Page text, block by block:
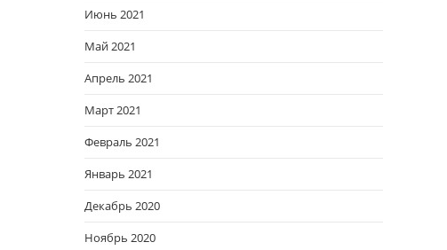
Июнь 2021
Май 2021
Апрель 2021
Март 2021
Февраль 2021
Январь 2021
Декабрь 2020
Ноябрь 2020